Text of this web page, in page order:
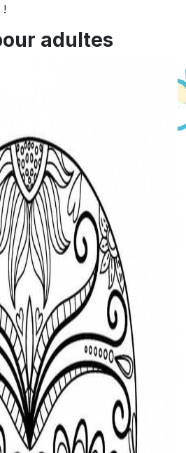
!
adultes